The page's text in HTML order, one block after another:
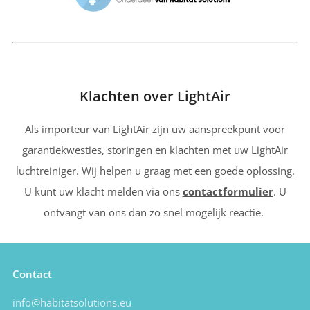
Klachten over LightAir
Als importeur van LightAir zijn uw aanspreekpunt voor
garantiekwesties, storingen en klachten met uw LightAir
luchtreiniger. Wij helpen u graag met een goede oplossing.
U kunt uw klacht melden via ons contactformulier. U
ontvangt van ons dan zo snel mogelijk reactie.
Contact
info@habitatsolutions.eu